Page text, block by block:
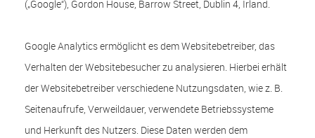
(„Google“), Gordon House, Barrow Street, Dublin 4, Irland.
Google Analytics ermöglicht es dem Websitebetreiber, das
Verhalten der Websitebesucher zu analysieren. Hierbei erhält
der Websitebetreiber verschiedene Nutzungsdaten, wie z. B.
Seitenaufrufe, Verweildauer, verwendete Betriebssysteme
und Herkunft des Nutzers. Diese Daten werden dem